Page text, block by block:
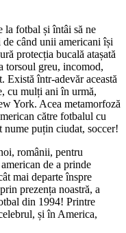
la fotbal și întâi să ne
când unii americani își
protecția bucală atașată
torsoul greu, incomod,
Există într-adevăr această
cu mulți ani în urmă,
York. Acea metamorfoză
către fotbalul cu
nume puțin ciudat, soccer!
românii, pentru
de a prinde
mai departe înspre
prezența noastră, a
din 1994! Printre
și în America,